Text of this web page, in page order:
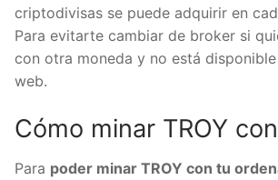
criptodivisas se puede adquirir en
Para evitarte cambiar de broker si
con otra moneda y no está
web.
Cómo minar TROY
Para poder minar TROY con tu